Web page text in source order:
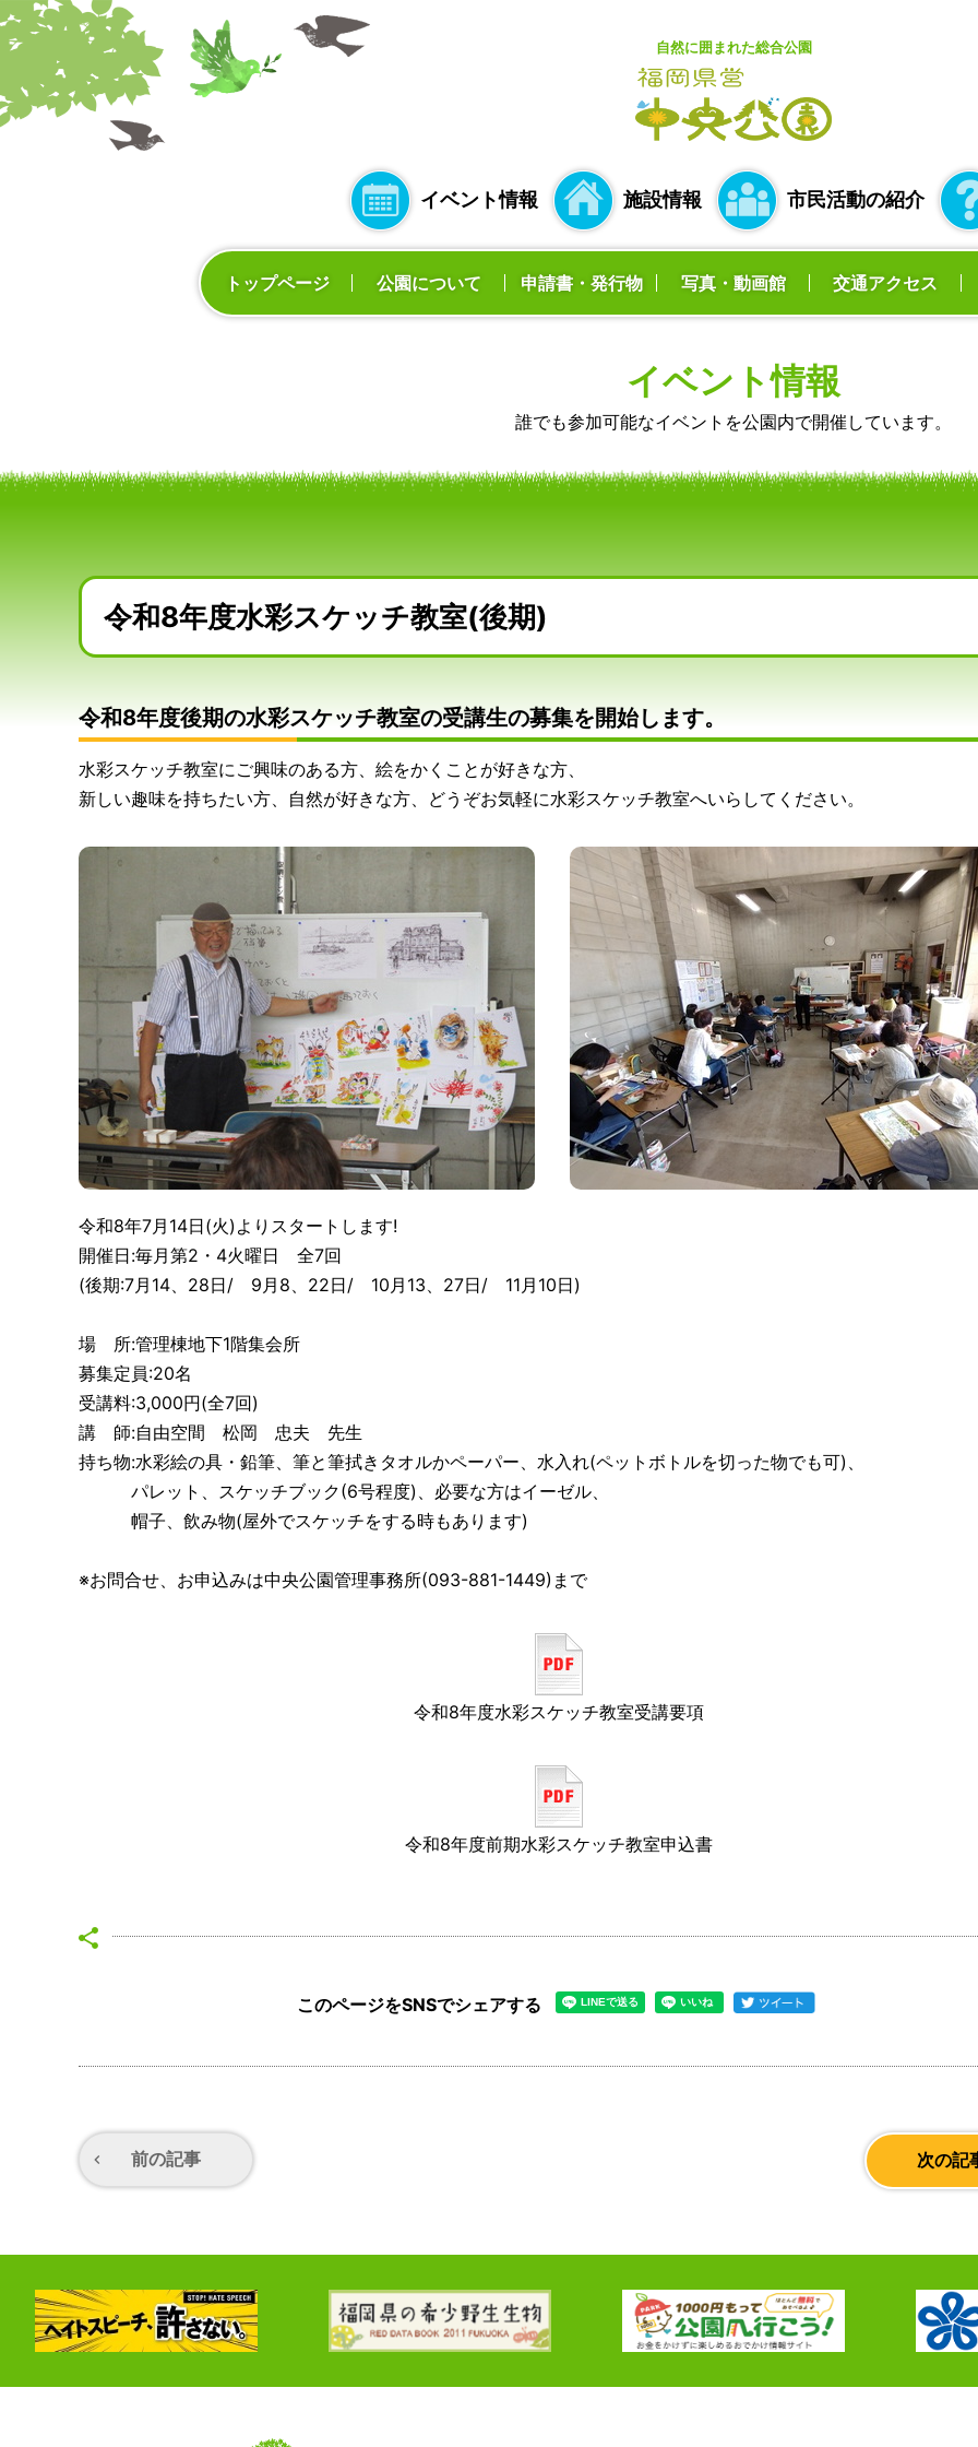
自然に囲まれた総合公園
イベント情報 施設情報 市民活動の紹介
トップページ 公園について 申請書・発行物 写真・動画館 交通アクセス
イベント情報
誰でも参加可能なイベントを公園内で開催しています。
令和8年度水彩スケッチ教室(後期)
令和8年度後期の水彩スケッチ教室の受講生の募集を開始します。
水彩スケッチ教室にご興味のある方、絵をかくことが好きな方、
新しい趣味を持ちたい方、自然が好きな方、どうぞお気軽に水彩スケッチ教室へいらしてください。
令和8年7月14日(火)よりスタートします!
開催日:毎月第2・4火曜日 全7回
(後期:7月14、28日/ 9月8、22日/ 10月13、27日/ 11月10日)
場 所:管理棟地下1階集会所
募集定員:20名
受講料:3,000円(全7回)
講 師:自由空間 松岡 忠夫 先生
持ち物:水彩絵の具・鉛筆、筆と筆拭きタオルかペーパー、水入れ(ペットボトルを切った物でも可)、
パレット、スケッチブック(6号程度)、必要な方はイーゼル、
帽子、飲み物(屋外でスケッチをする時もあります)
※お問合せ、お申込みは中央公園管理事務所(093-881-1449)まで
令和8年度水彩スケッチ教室受講要項
令和8年度前期水彩スケッチ教室申込書
このページをSNSでシェアする
navigate_before 前の記事 次の記